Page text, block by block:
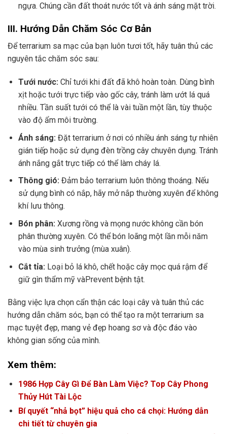
ngựa. Chúng cần đất thoát nước tốt và ánh sáng mặt trời.
III. Hướng Dẫn Chăm Sóc Cơ Bản
Để terrarium sa mạc của bạn luôn tươi tốt, hãy tuân thủ các
nguyên tắc chăm sóc sau:
Tưới nước: Chỉ tưới khi đất đã khô hoàn toàn. Dùng bình
xịt hoặc tưới trực tiếp vào gốc cây, tránh làm ướt lá quá
nhiều. Tần suất tưới có thể là vài tuần một lần, tùy thuộc
vào độ ẩm môi trường.
Ánh sáng: Đặt terrarium ở nơi có nhiều ánh sáng tự nhiên
gián tiếp hoặc sử dụng đèn trồng cây chuyên dụng. Tránh
ánh nắng gắt trực tiếp có thể làm cháy lá.
Thông gió: Đảm bảo terrarium luôn thông thoáng. Nếu
sử dụng bình có nắp, hãy mở nắp thường xuyên để không
khí lưu thông.
Bón phân: Xương rồng và mọng nước không cần bón
phân thường xuyên. Có thể bón loãng một lần mỗi năm
vào mùa sinh trưởng (mùa xuân).
Cắt tỉa: Loại bỏ lá khô, chết hoặc cây mọc quá rậm để
giữ gìn thẩm mỹ vàPrevent bệnh tật.
Bằng việc lựa chọn cẩn thận các loại cây và tuân thủ các
hướng dẫn chăm sóc, bạn có thể tạo ra một terrarium sa
mạc tuyệt đẹp, mang vẻ đẹp hoang sơ và độc đáo vào
không gian sống của mình.
Xem thêm:
1986 Hợp Cây Gì Để Bàn Làm Việc? Top Cây Phong
Thủy Hút Tài Lộc
Bí quyết “nhả bọt” hiệu quả cho cá chọi: Hướng dẫn
chi tiết từ chuyên gia